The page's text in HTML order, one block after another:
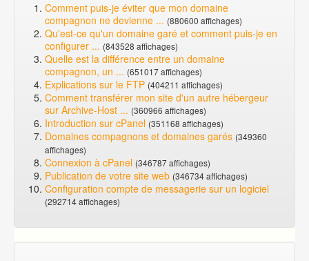
Comment puis-je éviter que mon domaine
compagnon ne devienne ... (880600 affichages)
Qu'est-ce qu'un domaine garé et comment puis-je en
configurer ... (843528 affichages)
Quelle est la différence entre un domaine
compagnon, un ... (651017 affichages)
Explications sur le FTP (404211 affichages)
Comment transférer mon site d'un autre hébergeur
sur Archive-Host ... (360966 affichages)
Introduction sur cPanel (351168 affichages)
Domaines compagnons et domaines garés (349360
affichages)
Connexion à cPanel (346787 affichages)
Publication de votre site web (346734 affichages)
Configuration compte de messagerie sur un logiciel
(292714 affichages)